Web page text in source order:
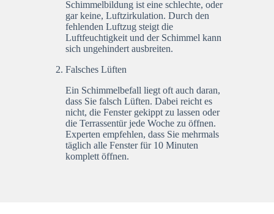
Schimmelbildung ist eine schlechte, oder
gar keine, Luftzirkulation. Durch den
fehlenden Luftzug steigt die
Luftfeuchtigkeit und der Schimmel kann
sich ungehindert ausbreiten.
Falsches Lüften
Ein Schimmelbefall liegt oft auch daran,
dass Sie falsch Lüften. Dabei reicht es
nicht, die Fenster gekippt zu lassen oder
die Terrassentür jede Woche zu öffnen.
Experten empfehlen, dass Sie mehrmals
täglich alle Fenster für 10 Minuten
komplett öffnen.